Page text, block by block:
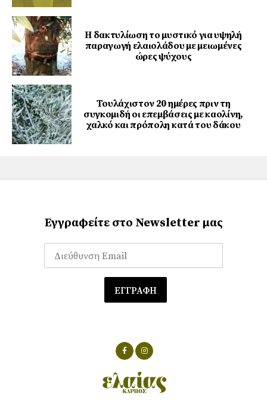
Η δακτυλίωση το μυστικό για υψηλή
παραγωγή ελαιολάδου με μειωμένες
ώρες ψύχους
Τουλάχιστον 20 ημέρες πριν τη
συγκομιδή οι επεμβάσεις με καολίνη,
χαλκό και πρόπολη κατά του δάκου
Εγγραφείτε στο Newsletter μας